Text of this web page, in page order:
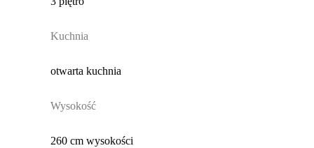
Kuchnia
otwarta kuchnia
Wysokość
260 cm wysokości